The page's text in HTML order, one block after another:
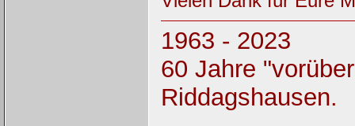
1963 - 2023
60 Jahre
Riddagshausen.